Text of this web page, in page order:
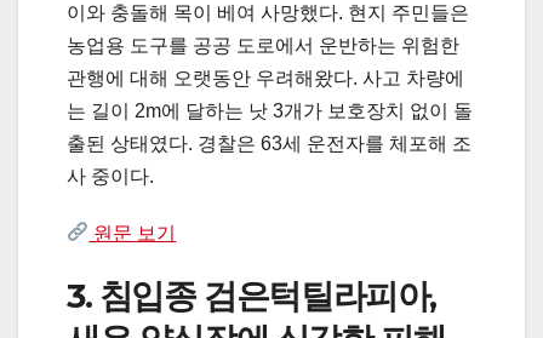
이와 충돌해 목이 베여 사망했다. 현지 주민들은
농업용 도구를 공공 도로에서 운반하는 위험한
관행에 대해 오랫동안 우려해왔다. 사고 차량에
는 길이 2m에 달하는 낫 3개가 보호장치 없이 돌
출된 상태였다. 경찰은 63세 운전자를 체포해 조
사 중이다.
원문 보기
3. 침입종 검은턱틸라피아,